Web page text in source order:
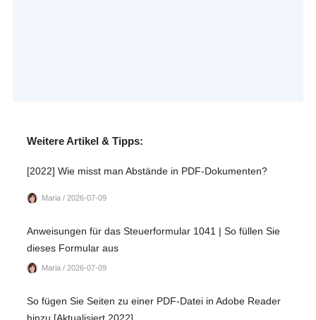
Weitere Artikel & Tipps:
[2022] Wie misst man Abstände in PDF-Dokumenten?
Maria / 2026-07-09
Anweisungen für das Steuerformular 1041 | So füllen Sie
dieses Formular aus
Maria / 2026-07-09
So fügen Sie Seiten zu einer PDF-Datei in Adobe Reader